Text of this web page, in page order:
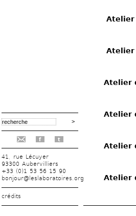
f t
41, rue Lécuyer
93300 Aubervilliers
+33 (0)1 53 56 15 90
bonjour@leslaboratoires.org
crédits
Atelier
Atelier
Atelier
Atelier
Atelier
Atelier